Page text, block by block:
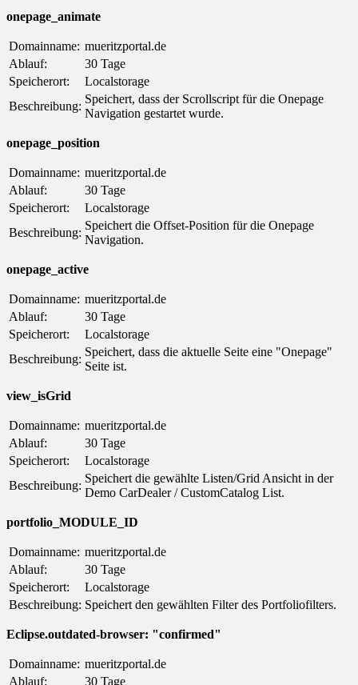
onepage_animate
Domainname: mueritzportal.de
Ablauf:
30 Tage
Speicherort:
Localstorage
Beschreibung:
Speichert, dass der Scrollscript für die Onepage
Navigation gestartet wurde.
onepage_position
Domainname: mueritzportal.de
Ablauf:
30 Tage
Speicherort:
Localstorage
Beschreibung:
Speichert die Offset-Position für die Onepage
Navigation.
onepage_active
Domainname: mueritzportal.de
Ablauf:
30 Tage
Speicherort:
Localstorage
Beschreibung:
Speichert, dass die aktuelle Seite eine "Onepage"
Seite ist.
view_isGrid
Domainname: mueritzportal.de
Ablauf:
30 Tage
Speicherort:
Localstorage
Beschreibung:
Speichert die gewählte Listen/Grid Ansicht in der
Demo CarDealer / CustomCatalog List.
portfolio_MODULE_ID
Domainname: mueritzportal.de
Ablauf:
30 Tage
Speicherort:
Localstorage
Beschreibung: Speichert den gewählten Filter des Portfoliofilters.
Eclipse.outdated-browser: "confirmed"
Domainname: mueritzportal.de
Ablauf:
30 Tage